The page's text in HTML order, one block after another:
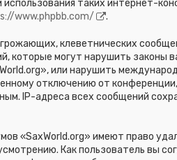
таких интернет-
www.phpbb.com/ .
клеветнических
которые могут нарушить законы
или нарушить
отключению от
IP-адреса всех сообщений
«SaxWorld.org» имеют право
Как пользователь вы